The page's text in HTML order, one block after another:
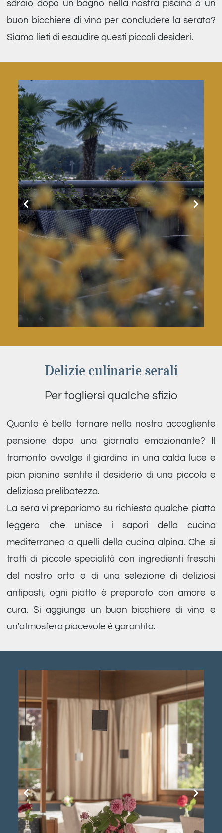
sdraio dopo un bagno nella nostra piscina o un
buon bicchiere di vino per concludere la serata?
Siamo lieti di esaudire questi piccoli desideri.
Delizie culinarie serali
Per togliersi qualche sfizio
Quanto è bello tornare nella nostra accogliente
pensione dopo una giornata emozionante? Il
tramonto avvolge il giardino in una calda luce e
pian pianino sentite il desiderio di una piccola e
deliziosa prelibatezza.
La sera vi prepariamo su richiesta qualche piatto
leggero che unisce i sapori della cucina
mediterranea a quelli della cucina alpina. Che si
tratti di piccole specialità con ingredienti freschi
del nostro orto o di una selezione di deliziosi
antipasti, ogni piatto è preparato con amore e
cura. Si aggiunge un buon bicchiere di vino e
un'atmosfera piacevole è garantita.